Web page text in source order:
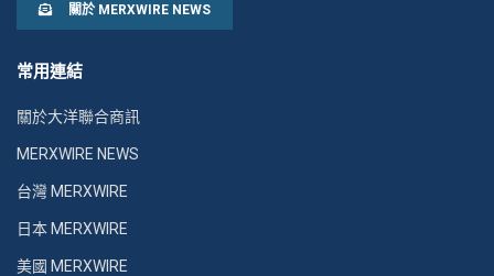
關於 MERXWIRE NEWS
常用連結
關於大洋聯合商訊
MERXWIRE NEWS
台灣 MERXWIRE
日本 MERXWIRE
美國 MERXWIRE